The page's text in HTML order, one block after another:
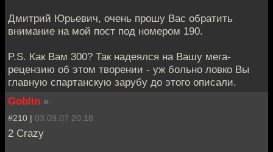
Дмитрий Юрьевич, очень прошу Вас обратить
внимание на мой пост под номером 190.
P.S. Как Вам 300? Так надеялся на Вашу мега-
рецензию об этом творении - уж больно ловко Вы
главную спартанскую зарубу до этого описали.
Goblin »
#210 | 03.09.07 20:18
2 Crazy